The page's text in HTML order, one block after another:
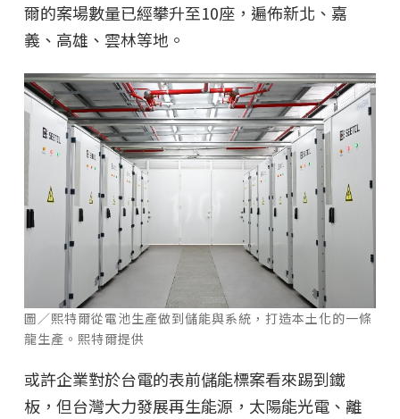
爾的案場數量已經攀升至10座，遍佈新北、嘉
義、高雄、雲林等地。
圖／熙特爾從電池生產做到儲能與系統，打造本土化的一條
龍生產。熙特爾提供
或許企業對於台電的表前儲能標案看來踢到鐵
板，但台灣大力發展再生能源，太陽能光電、離